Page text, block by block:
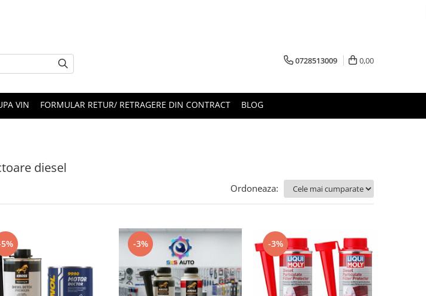
0728513009 0,00
VIN FORMULAR RETUR/ RETRAGERE DIN CONTRACT BLOG
diesel
Ordoneaza:
-3% -3%